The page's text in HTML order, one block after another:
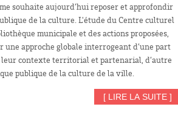
souhaite aujourd’hui reposer et approfondir
de la culture. L'étude du Centre culturel
municipale et des actions proposées,
une approche globale interrogeant d’une part
leur contexte territorial et partenarial, d’autre
publique de la culture de la ville.
[ LIRE LA SUITE ]